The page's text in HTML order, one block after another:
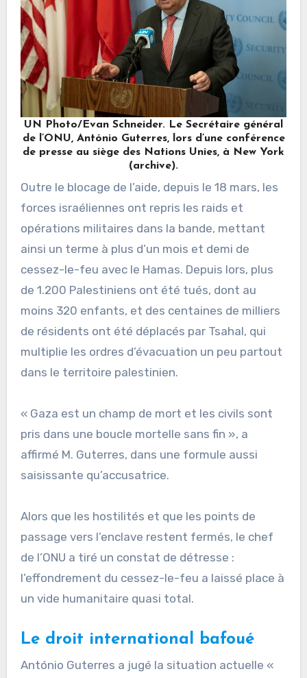
UN Photo/Evan Schneider. Le Secrétaire général
de l’ONU, António Guterres, lors d’une conférence
de presse au siège des Nations Unies, à New York
(archive).
Outre le blocage de l’aide, depuis le 18 mars, les
forces israéliennes ont repris les raids et
opérations militaires dans la bande, mettant
ainsi un terme à plus d’un mois et demi de
cessez-le-feu avec le Hamas. Depuis lors, plus
de 1.200 Palestiniens ont été tués, dont au
moins 320 enfants, et des centaines de milliers
de résidents ont été déplacés par Tsahal, qui
multiplie les ordres d’évacuation un peu partout
dans le territoire palestinien.
« Gaza est un champ de mort et les civils sont
pris dans une boucle mortelle sans fin », a
affirmé M. Guterres, dans une formule aussi
saisissante qu’accusatrice.
Alors que les hostilités et que les points de
passage vers l’enclave restent fermés, le chef
de l’ONU a tiré un constat de détresse :
l’effondrement du cessez-le-feu a laissé place à
un vide humanitaire quasi total.
Le droit international bafoué
António Guterres a jugé la situation actuelle «